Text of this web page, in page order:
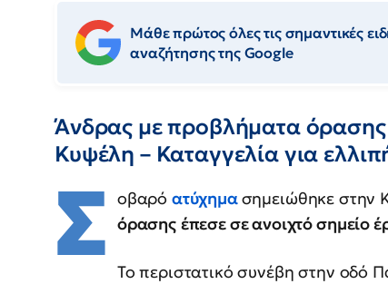
Μάθε πρώτος όλες τις σημαντικές
αναζήτησης της Google
Άνδρας με προβλήματα
Κυψέλη – Καταγγελία για
Σ οβαρό ατύχημασημειώθηκε στην
όρασης έπεσε σε ανοιχτό σημείο
Το περιστατικό συνέβη στην οδό